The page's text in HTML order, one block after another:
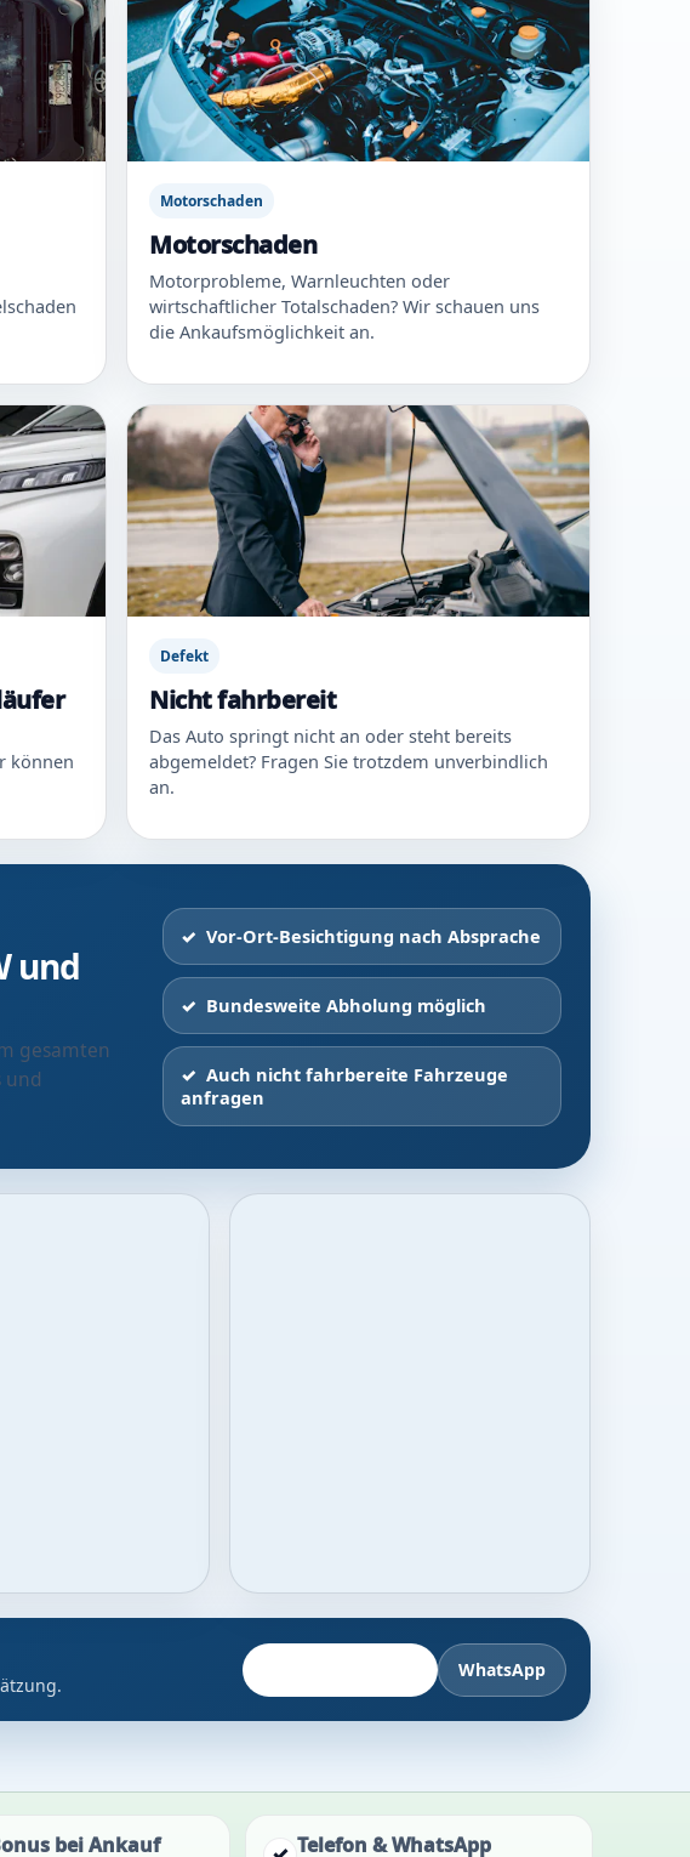
Motorschaden
Motorschaden
Motorprobleme, Warnleuchten oder
wirtschaftlicher Totalschaden? Wir schauen uns
die Ankaufsmöglichkeit an.
können
Defekt
Nicht fahrbereit
Das Auto springt nicht an oder steht bereits
abgemeldet? Fragen Sie trotzdem unverbindlich
an.
und
gesamten
und
Vor-Ort-Besichtigung nach Absprache
Bundesweite Abholung möglich
Auch nicht fahrbereite Fahrzeuge
anfragen
WhatsApp
bei Ankauf Telefon & WhatsApp